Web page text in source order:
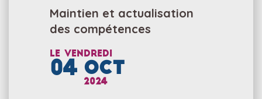
Maintien et actualisation
des compétences
Le vendredi
04 OCT
2024